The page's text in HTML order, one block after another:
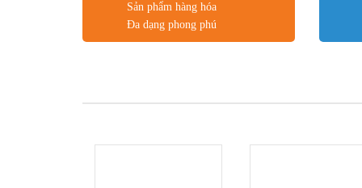
Sản phẩm hàng hóa
Đa dạng phong phú